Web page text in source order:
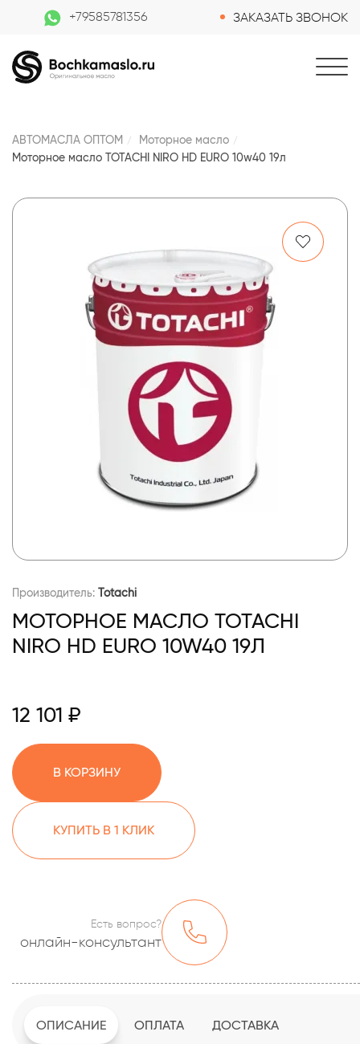
+79585781356 ЗАКАЗАТЬ ЗВОНОК
АВТОМАСЛА ОПТОМ
Моторное масло
Моторное масло TOTACHI NIRO HD EURO 10w40 19л
Производитель: Totachi
МОТОРНОЕ МАСЛО TOTACHI
NIRO HD EURO 10W40 19Л
12 101 ₽
В КОРЗИНУ
КУПИТЬ В 1 КЛИК
Есть вопрос?
онлайн-консультант
ОПИСАНИЕ ОПЛАТА ДОСТАВКА